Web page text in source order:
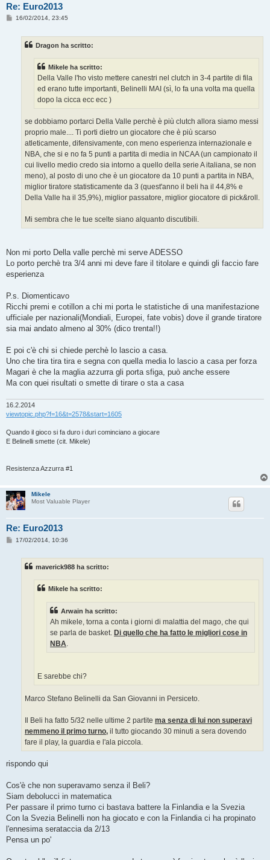
Re: Euro2013
M
16/02/2014, 23:45
Dragon ha scritto:
Mikele ha scritto:
Della Valle l'ho visto mettere canestri nel clutch in 3-4 partite di fila
ed erano tutte importanti, Belinelli MAI (sì, lo fa una volta ma quella
dopo la cicca ecc ecc )
se dobbiamo portarci Della Valle perchè è più clutch allora siamo messi
proprio male.... Ti porti dietro un giocatore che è più scarso
atleticamente, difensivamente, con meno esperienza internazionale e
NBA, che si e no fa 5 punti a partita di media in NCAA (un campionato il
cui livello medio credo sia intorno a quello della serie A italiana, se non
meno), al posto di uno che è un giocatore da 10 punti a partita in NBA,
miglior tiratore statisticamente da 3 (quest'anno il beli ha il 44,8% e
Della Valle ha il 35,9%), miglior passatore, miglior giocatore di pick&roll.
Mi sembra che le tue scelte siano alquanto discutibili.
Non mi porto Della valle perchè mi serve ADESSO
Lo porto perchè tra 3/4 anni mi deve fare il titolare e quindi gli faccio fare
esperienza
P.s. Diomenticavo
Ricchi premi e cotillon a chi mi porta le statistiche di una manifestazione
ufficiale per nazionali(Mondiali, Europei, fate vobis) dove il grande tiratore
sia mai andato almeno al 30% (dico trenta!!)
E poi c'è chi si chiede perchè lo lascio a casa.
Uno che tira tira tira e segna con quella media lo lascio a casa per forza
Magari è che la maglia azzurra gli porta sfiga, può anche essere
Ma con quei risultati o smette di tirare o sta a casa
16.2.2014
viewtopic.php?f=16&t=2578&start=1605
Quando il gioco si fa duro i duri cominciano a giocare
E Belinelli smette (cit. Mikele)
Resistenza Azzurra #1
Mikele
Most Valuable Player
Re: Euro2013
M17/02/2014, 10:36
maverick988 ha scritto:
Mikele ha scritto:
Arwain ha scritto:
Ah mikele, torna a conta i giorni di malattia del mago, che qui
se parla de basket. Di quello che ha fatto le migliori cose in
NBA.
E sarebbe chi?
Marco Stefano Belinelli da San Giovanni in Persiceto.
Il Beli ha fatto 5/32 nelle ultime 2 partite ma senza di lui non superavi
nemmeno il primo turno, il tutto giocando 30 minuti a sera dovendo
fare il play, la guardia e l'ala piccola.
rispondo qui
Cos'è che non superavamo senza il Beli?
Siam debolucci in matematica
Per passare il primo turno ci bastava battere la Finlandia e la Svezia
Con la Svezia Belinelli non ha giocato e con la Finlandia ci ha propinato
l'ennesima serataccia da 2/13
Pensa un po'